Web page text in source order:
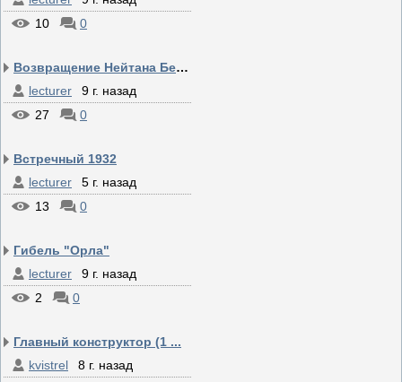
10
0
Возвращение Нейтана Бек...
lecturer
9 г. назад
27
0
Встречный 1932
lecturer
5 г. назад
13
0
Гибель "Орла"
lecturer
9 г. назад
2
0
Главный конструктор (1 ...
kvistrel
8 г. назад